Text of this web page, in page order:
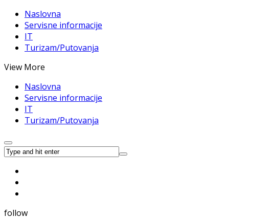
Naslovna
Servisne informacije
IT
Turizam/Putovanja
View More
Naslovna
Servisne informacije
IT
Turizam/Putovanja
follow